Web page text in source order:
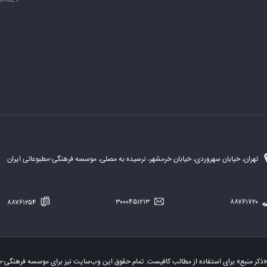
تهران، خیابان سهروردی، خیابان خرمشهر، نرسیده به مصلی، موسسه فرهنگی-مطبوعاتی ایران
«ذکر منبع» برای استفاده از مطالب کافیست. تمام حقوق این وب‌سایت نیز برای موسسه